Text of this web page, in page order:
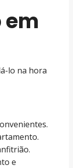
lo na hora
e